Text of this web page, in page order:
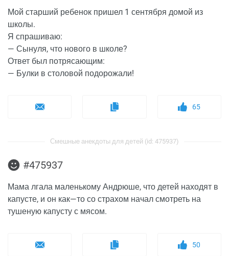
Мой старший ребенок пришел 1 сентября домой из
школы.
Я спрашиваю:
— Сынуля, что нового в школе?
Ответ был потрясающим:
— Булки в столовой подорожали!
65
Смешные анекдоты для детей (id: 475937)
#475937
Мама лгала маленькому Андрюше, что детей находят в
капусте, и он как—то со страхом начал смотреть на
тушеную капусту с мясом.
50